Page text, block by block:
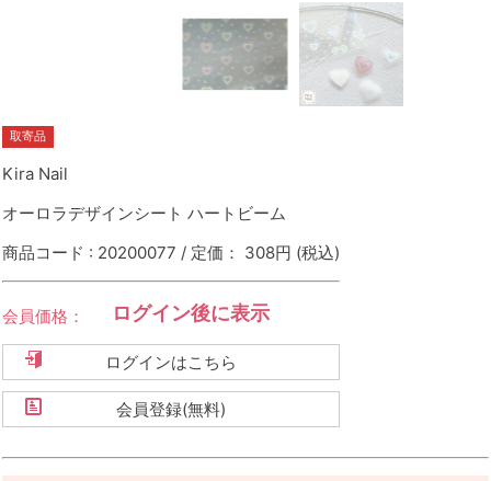
取寄品
Kira Nail
オーロラデザインシート ハートビーム
商品コード : 20200077 / 定価： 308円 (税込)
会員価格： ログイン後に表示
ログインはこちら
会員登録(無料)